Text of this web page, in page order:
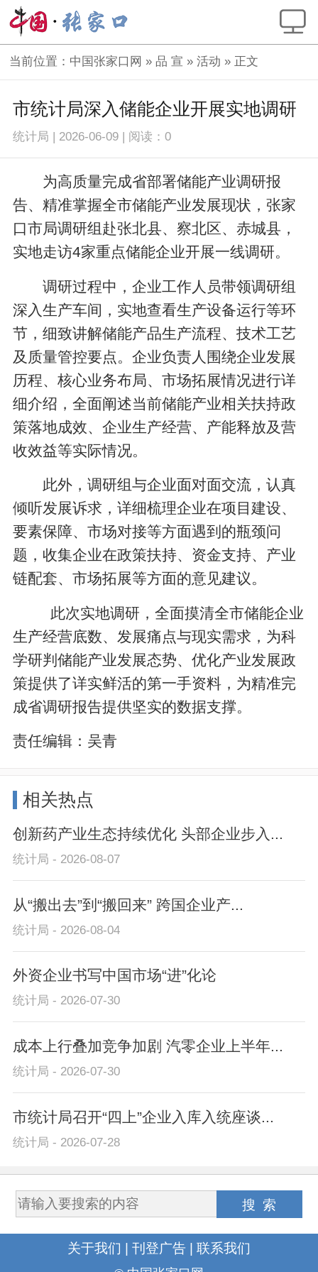
当前位置： 中国张家口网 » 品 宣 »活动 » 正文
市统计局深入储能企业开展实地调研
统计局 | 2026-06-09 | 阅读：0
为高质量完成省部署储能产业调研报
告、精准掌握全市储能产业发展现状，张家
口市局调研组赴张北县、察北区、赤城县，
实地走访4家重点储能企业开展一线调研。
调研过程中，企业工作人员带领调研组
深入生产车间，实地查看生产设备运行等环
节，细致讲解储能产品生产流程、技术工艺
及质量管控要点。企业负责人围绕企业发展
历程、核心业务布局、市场拓展情况进行详
细介绍，全面阐述当前储能产业相关扶持政
策落地成效、企业生产经营、产能释放及营
收效益等实际情况。
此外，调研组与企业面对面交流，认真
倾听发展诉求，详细梳理企业在项目建设、
要素保障、市场对接等方面遇到的瓶颈问
题，收集企业在政策扶持、资金支持、产业
链配套、市场拓展等方面的意见建议。
此次实地调研，全面摸清全市储能企业
生产经营底数、发展痛点与现实需求，为科
学研判储能产业发展态势、优化产业发展政
策提供了详实鲜活的第一手资料，为精准完
成省调研报告提供坚实的数据支撑。
责任编辑： 吴青
相关热点
创新药产业生态持续优化 头部企业步入...
统计局 - 2026-08-07
从“搬出去”到“搬回来” 跨国企业产...
统计局 - 2026-08-04
外资企业书写中国市场“进”化论
统计局 - 2026-07-30
成本上行叠加竞争加剧 汽零企业上半年...
统计局 - 2026-07-30
市统计局召开“四上”企业入库入统座谈...
统计局 - 2026-07-28
关于我们 刊登广告 联系我们